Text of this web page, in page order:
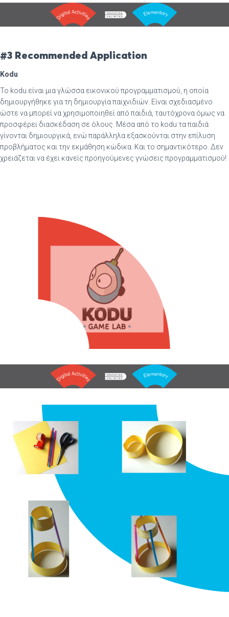
#3 Recommended Application
Kodu
Το kodu είναι μια γλώσσα εικονικού προγραμματισμού, η οποία
δημιουργήθηκε για τη δημιουργία παιχνιδιών. Είναι σχεδιασμένο
ώστε να μπορεί να χρησιμοποιηθεί από παιδιά, ταυτόχρονα όμως να
προσφέρει διασκέδαση σε όλους. Μέσα από το kodu τα παιδιά
γίνονται δημιουργικά, ενώ παράλληλα εξασκούνται στην επίλυση
προβλήματος και την εκμάθηση κώδικα. Και το σημαντικότερο. Δεν
χρειάζεται να έχει κανείς προηγούμενες γνώσεις προγραμματισμού!